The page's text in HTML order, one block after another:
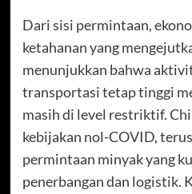
Dari sisi permintaan,
ketahanan yang
menunjukkan bahwa
transportasi tetap tinggi
masih di level restriktif.
kebijakan nol-COVID,
permintaan minyak yang
penerbangan dan logistik.